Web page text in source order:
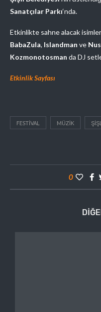
Sanatçılar Parkı‘nda.
Etkinlikte sahne alacak
BabaZula, Islandman ve
Kozmonotosman da DJ
Etkinlik Sayfası
FESTIVAL MÜZIK
0